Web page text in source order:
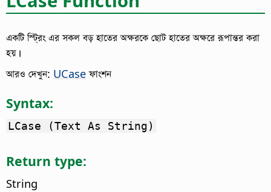
একটি স্ট্রিং এর সকল বড় হাতের অক্ষরকে ছোট হাতের অক্ষরে রূপান্তর করা
হয়।
আরও দেখুন: UCaseফাংশন
Syntax:
LCase (Text As String)
Return type:
String